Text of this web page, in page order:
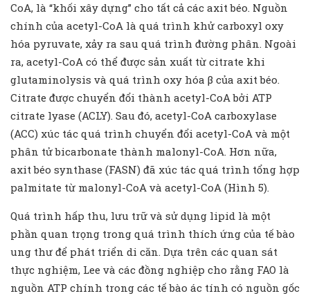
CoA, là “khối xây dựng” cho tất cả các axit béo. Nguồn
chính của acetyl-CoA là quá trình khử carboxyl oxy
hóa pyruvate, xảy ra sau quá trình đường phân. Ngoài
ra, acetyl-CoA có thể được sản xuất từ ​​citrate khi
glutaminolysis và quá trình oxy hóa β của axit béo.
Citrate được chuyển đổi thành acetyl-CoA bởi ATP
citrate lyase (ACLY). Sau đó, acetyl-CoA carboxylase
(ACC) xúc tác quá trình chuyển đổi acetyl-CoA và một
phân tử bicarbonate thành malonyl-CoA. Hơn nữa,
axit béo synthase (FASN) đã xúc tác quá trình tổng hợp
palmitate từ malonyl-CoA và acetyl-CoA (Hình 5).
Quá trình hấp thu, lưu trữ và sử dụng lipid là một
phần quan trọng trong quá trình thích ứng của tế bào
ung thư để phát triển di căn. Dựa trên các quan sát
thực nghiệm, Lee và các đồng nghiệp cho rằng FAO là
nguồn ATP chính trong các tế bào ác tính có nguồn gốc